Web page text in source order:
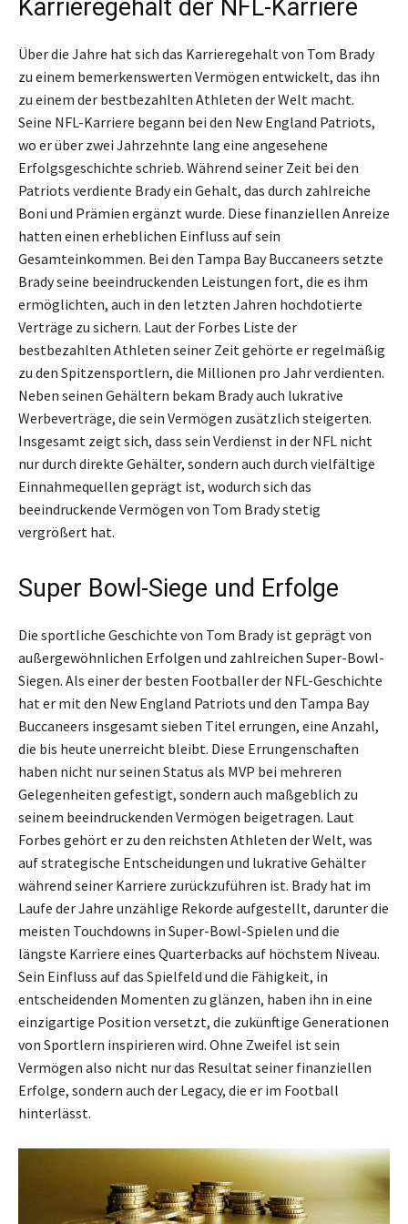
Karrieregehalt der NFL-Karriere
Über die Jahre hat sich das Karrieregehalt von Tom Brady
zu einem bemerkenswerten Vermögen entwickelt, das ihn
zu einem der bestbezahlten Athleten der Welt macht.
Seine NFL-Karriere begann bei den New England Patriots,
wo er über zwei Jahrzehnte lang eine angesehene
Erfolgsgeschichte schrieb. Während seiner Zeit bei den
Patriots verdiente Brady ein Gehalt, das durch zahlreiche
Boni und Prämien ergänzt wurde. Diese finanziellen Anreize
hatten einen erheblichen Einfluss auf sein
Gesamteinkommen. Bei den Tampa Bay Buccaneers setzte
Brady seine beeindruckenden Leistungen fort, die es ihm
ermöglichten, auch in den letzten Jahren hochdotierte
Verträge zu sichern. Laut der Forbes Liste der
bestbezahlten Athleten seiner Zeit gehörte er regelmäßig
zu den Spitzensportlern, die Millionen pro Jahr verdienten.
Neben seinen Gehältern bekam Brady auch lukrative
Werbeverträge, die sein Vermögen zusätzlich steigerten.
Insgesamt zeigt sich, dass sein Verdienst in der NFL nicht
nur durch direkte Gehälter, sondern auch durch vielfältige
Einnahmequellen geprägt ist, wodurch sich das
beeindruckende Vermögen von Tom Brady stetig
vergrößert hat.
Super Bowl-Siege und Erfolge
Die sportliche Geschichte von Tom Brady ist geprägt von
außergewöhnlichen Erfolgen und zahlreichen Super-Bowl-
Siegen. Als einer der besten Footballer der NFL-Geschichte
hat er mit den New England Patriots und den Tampa Bay
Buccaneers insgesamt sieben Titel errungen, eine Anzahl,
die bis heute unerreicht bleibt. Diese Errungenschaften
haben nicht nur seinen Status als MVP bei mehreren
Gelegenheiten gefestigt, sondern auch maßgeblich zu
seinem beeindruckenden Vermögen beigetragen. Laut
Forbes gehört er zu den reichsten Athleten der Welt, was
auf strategische Entscheidungen und lukrative Gehälter
während seiner Karriere zurückzuführen ist. Brady hat im
Laufe der Jahre unzählige Rekorde aufgestellt, darunter die
meisten Touchdowns in Super-Bowl-Spielen und die
längste Karriere eines Quarterbacks auf höchstem Niveau.
Sein Einfluss auf das Spielfeld und die Fähigkeit, in
entscheidenden Momenten zu glänzen, haben ihn in eine
einzigartige Position versetzt, die zukünftige Generationen
von Sportlern inspirieren wird. Ohne Zweifel ist sein
Vermögen also nicht nur das Resultat seiner finanziellen
Erfolge, sondern auch der Legacy, die er im Football
hinterlässt.